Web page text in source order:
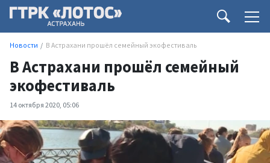
Новости В Астрахани прошёл семейный экофестиваль
В Астрахани прошёл семейный
экофестиваль
14 октября 2020, 05:06